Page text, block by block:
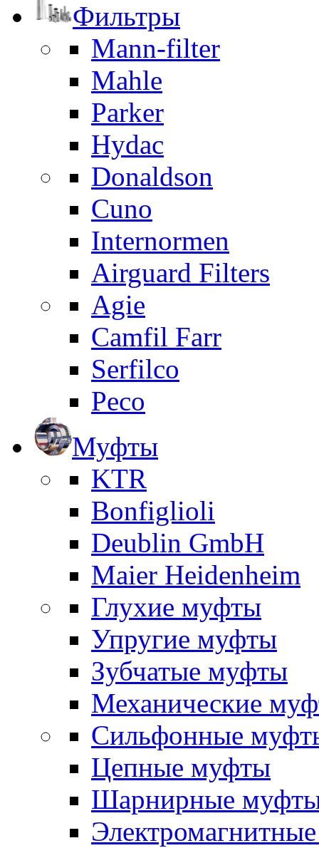
Фильтры
Mann-filter
Mahle
Parker
Hydac
Donaldson
Cuno
Internormen
Airguard Filters
Agie
Camfil Farr
Serfilco
Peco
Муфты
KTR
Bonfiglioli
Deublin GmbH
Maier Heidenheim
Глухие муфты
Упругие муфты
Зубчатые муфты
Механические
Сильфонные
Цепные муфты
Шарнирные